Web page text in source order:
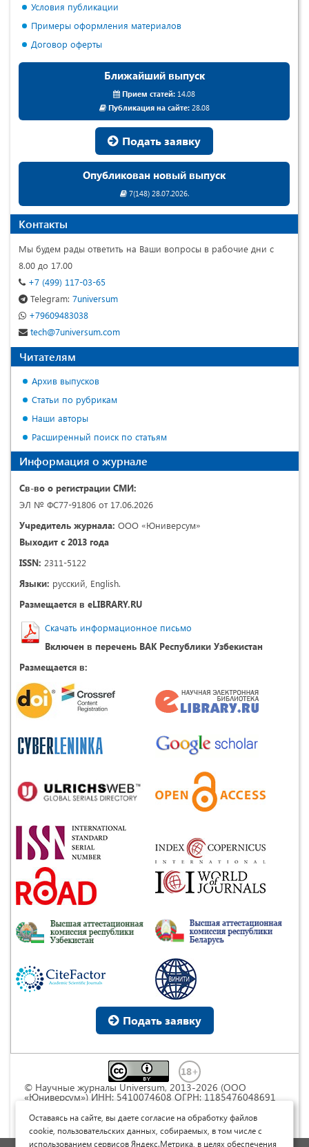
Условия публикации
Примеры оформления материалов
Договор оферты
Ближайший выпуск
Прием статей: 14.08
Публикация на сайте:28.08
Подать заявку
Опубликован новый выпуск
7(148) 28.07.2026.
Контакты
Мы будем рады ответить на Ваши вопросы в рабочие дни с
8.00 до 17.00
+7 (499) 117-03-65
Telegram: 7universum
+79609483038
tech@7universum.com
Читателям
Архив выпусков
Статьи по рубрикам
Наши авторы
Расширенный поиск по статьям
Информация о журнале
Св-во о регистрации СМИ:
ЭЛ № ФС77-91806 от 17.06.2026
Учредитель журнала: ООО «Юниверсум»
Выходит с 2013 года
ISSN: 2311-5122
Языки: русский, English.
Размещается в eLIBRARY.RU
Скачать информационное письмо
Включен в перечень ВАК Республики Узбекистан
Размещается в:
Подать заявку
© Научные журналы Universum, 2013-2026 (ООО
«Юниверсум») ИНН: 5410074608 ОГРН: 1185476048691
Commons « Attribution» («Атрибуция») 4.0
Непортированная
Оставаясь на сайте, вы даете согласие на обработку файлов
cookie, пользовательских данных, собираемых, в том числе с
использованием сервисов Яндекс.Метрика, в целях обеспечения